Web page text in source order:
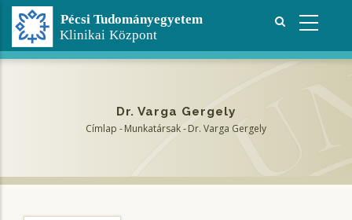
Ugrás
tartalomra
Dr. Varga Gergely
Címlap -Munkatársak-Dr. Varga Gergely